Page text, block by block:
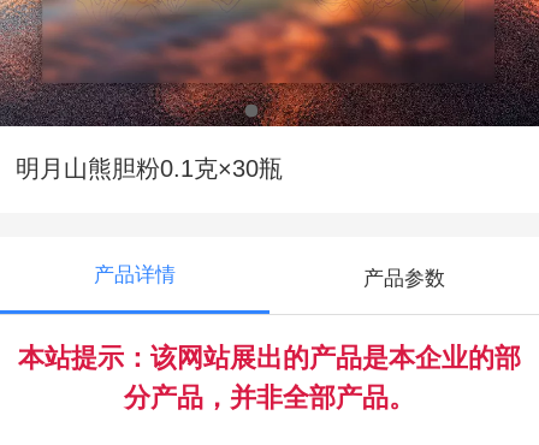
明月山熊胆粉0.1克×30瓶
产品详情 产品参数
本站提示：该网站展出的产品是本企业的部
分产品，并非全部产品。